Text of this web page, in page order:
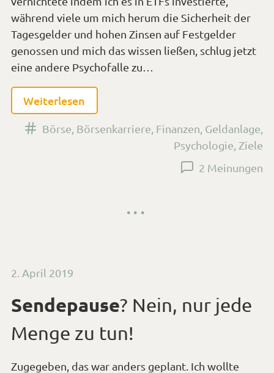
während viele um mich herum die Sicherheit der
Tagesgelder und hohen Zinsen auf Festgelder
genossen und mich das wissen ließen, schlug jetzt
eine andere Psychofalle zu…
Weiterlesen
Versehen
Börse Börsenkarriere Finanzen Geldanlage
Psychologie Ziele
2 Meinungen
Veröffentlicht
2. April 2019
Sendepause? Nein, nur jede
Menge zu tun!
Zugegeben, das war anders geplant. Ich wollte